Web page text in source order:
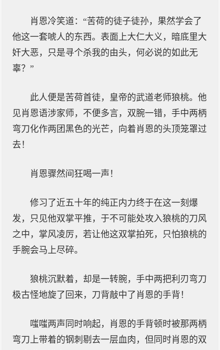
肖恩冷笑道：“苦荷的徒子徒孙，果然学会了
他这一套唬人的东西。表面上大仁大义，暗底里大
奸大恶，只是寻个杀我的由头，何必说的如此无
辜？”
此人便是苦荷首徒，皇帝的武道老师狼桃。他
见肖恩语涉家师，不便多言，双腕一错，手中两柄
弯刀化作两团黑色的光芒，向着肖恩的头顶笼罩过
去！
肖恩骤然间狂喝一声！
修习了近五十年的纯正内力终于在这一刻爆
发，只见他双掌平推，于不可能处攻入狼桃的刀风
之中，掌风凌厉，若让他这双掌拍死，只怕狼桃的
手腕会马上尽碎。
狼桃沉默着，却是一转腕，手中两把利刃弯刀
极古怪地旋了回来，刀背敲中了肖恩的手背！
嗤嗤两声同时响起，肖恩的手背顿时被那两柄
弯刀上带着的钢刺剔去一层血肉，但同时肖恩的双